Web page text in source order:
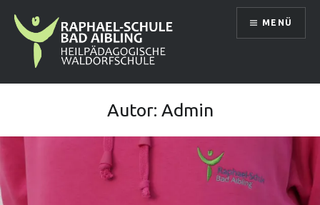
zum
Inhalt
Raphael Schule Bad Aibling
MENÜ
Autor: Admin